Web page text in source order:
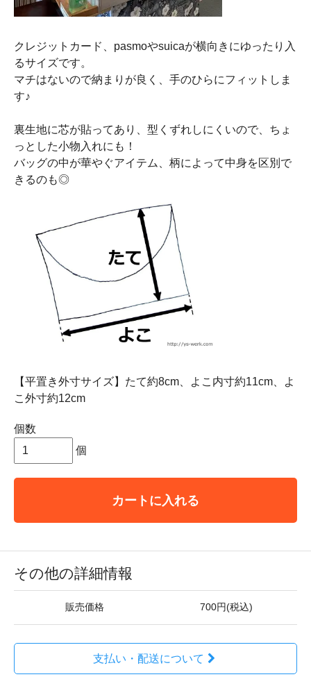
クレジットカード、pasmoやsuicaが横向きにゆったり入
るサイズです。
マチはないので納まりが良く、手のひらにフィットしま
す♪
裏生地に芯が貼ってあり、型くずれしにくいので、ちょ
っとした小物入れにも！
バッグの中が華やぐアイテム、柄によって中身を区別で
きるのも◎
【平置き外寸サイズ】たて約8cm、よこ内寸約11cm、よ
こ外寸約12cm
個数
個
カートに入れる
その他の詳細情報
販売価格 700円(税込)
支払い・配送について